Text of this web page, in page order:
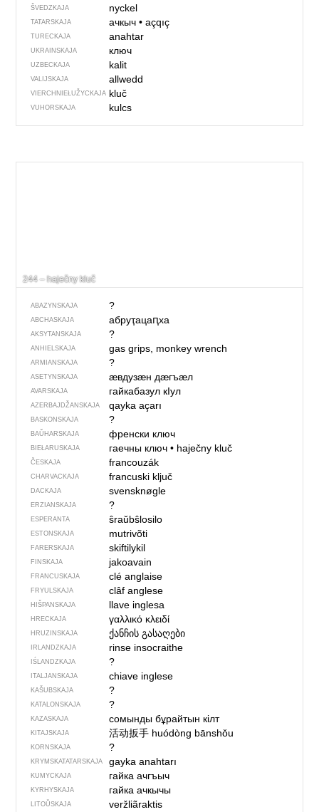
ŠVEDZKAJA nyckel
TATARSKAJA ачкыч• açqıç
TURECKAJA anahtar
UKRAINSKAJA ключ
UZBECKAJA kalit
VALIJSKAJA allwedd
VIERCHNIE­ŁUŽYCKAJA kluč
VUHORSKAJA kulcs
244 – haječny kluč
ABAZYNSKAJA ?
ABCHASKAJA абруҭацаԥха
AKSYTANSKAJA ?
ANHIELSKAJA gas grips, monkey wrench
ARMIANSKAJA ?
ASETYNSKAJA ӕвдузӕн дӕгъӕл
AVARSKAJA гайкабазул кIул
AZERBAJDŽAN­SKAJA qayka açarı
BASKONSKAJA ?
BAŬHARSKAJA френски ключ
BIEŁARUSKAJA гаечны ключ• haječny kluč
ČESKAJA francouzák
CHARVACKAJA francuski ključ
DACKAJA svensknøgle
ERZIANSKAJA ?
ESPERANTA ŝraŭbŝlosilo
ESTONSKAJA mutrivõti
FARERSKAJA skiftilykil
FINSKAJA jakoavain
FRANCUSKAJA clé anglaise
FRYULSKAJA clâf anglese
HIŠPANSKAJA llave inglesa
HRECKAJA γαλλικό κλειδί
HRUZINSKAJA ქანჩის გასაღები
IRLANDZKAJA rinse insocraithe
IŚLANDZKAJA ?
ITALJANSKAJA chiave inglese
KAŠUBSKAJA ?
KATALONSKAJA ?
KAZASKAJA сомынды бұрайтын кілт
KITAJSKAJA 活动扳手 huódòng bānshǒu
KORNSKAJA ?
KRYMSKA­TATARSKAJA gayka anahtarı
KUMYCKAJA гайка ачгъыч
KYRHYSKAJA гайка ачкычы
LITOŬSKAJA veržliãraktis